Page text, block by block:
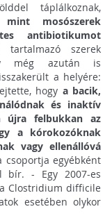
táplálkoznak,
mosószerek
antibiotikumot
szerek
még azután is
a helyére:
hogy a bacik,
és inaktív
újra felbukkan az
a kórokozóknak
vagy ellenállóvá
csoportja egyébként
bír. - Egy 2007-es
Clostridium difficile
esetében olykor